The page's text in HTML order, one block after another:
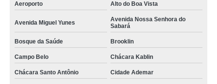
Aeroporto
Alto do Boa Vista
Avenida Miguel Yunes
Avenida Nossa Senhora do
Sabará
Bosque da Saúde Brooklin
Campo Belo Chácara Kablin
Chácara Santo Antônio Cidade Ademar